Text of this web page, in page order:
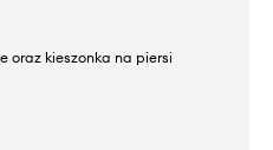
oraz kieszonka na piersi